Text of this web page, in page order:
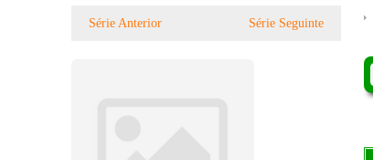
Série Anterior Série Seguinte